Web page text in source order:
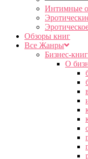
Интимные
Обзоры книг
Все Жанры
Бизнес-
О